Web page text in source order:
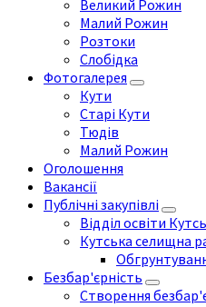
Великий Рожин
Малий Рожин
Розтоки
Слобідка
Фотогалерея
Кути
Старі Кути
Тюдів
Малий Рожин
Оголошення
Вакансії
Публічні закупівлі
Відділ освіти
Кутська селищна
Безбар'єрність
Створення